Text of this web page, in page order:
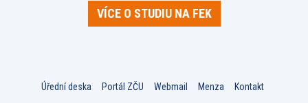
VÍCE O STUDIU NA FEK
Úřední deska Portál ZČU Webmail Menza Kontakt